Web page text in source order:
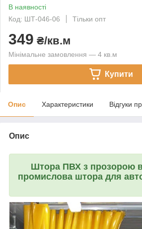
В наявності
Код: ШТ-046-06
Тільки опт
349 ₴/кв.м
Мінімальне замовлення — 4 кв.м
Купити
Опис Характеристики Відгуки
Опис
Штора ПВХ з прозорою
промислова штора для